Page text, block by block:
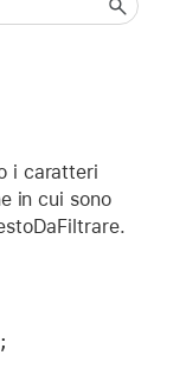
i caratteri
in cui sono